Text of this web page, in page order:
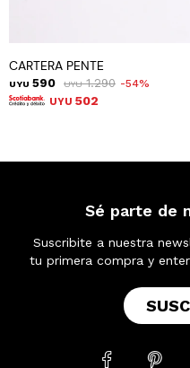
CARTERA PENTE
UYU 590 UYU 1.290 54
UYU 502
Sé parte de
Suscribite a nuestra
tu primera compra y
 